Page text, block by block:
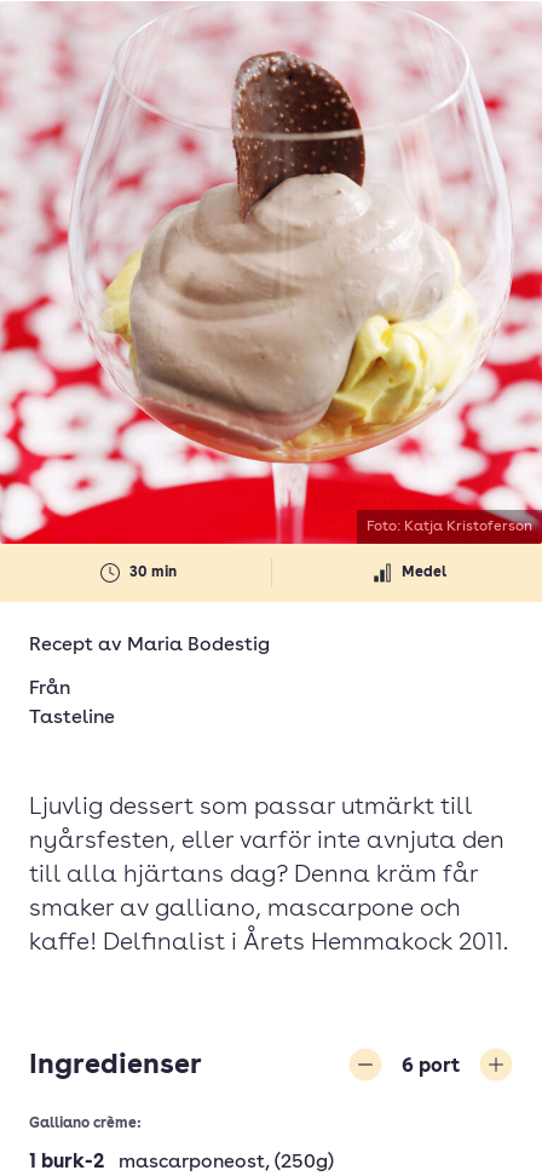
30 min Medel
Recept av Maria Bodestig
Från
Tasteline
Ljuvlig dessert som passar utmärkt till
nyårsfesten, eller varför inte avnjuta den
till alla hjärtans dag? Denna kräm får
smaker av galliano, mascarpone och
kaffe! Delfinalist i Årets Hemmakock 2011.
Foto: Katja Kristoferson
Ingredienser 6 port
Galliano crème:
1 burk-2 mascarponeost, (250g)